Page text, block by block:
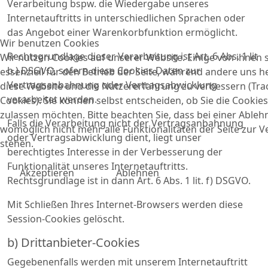
Verarbeitung bspw. die Wiedergabe unseres
Internetauftritts in unterschiedlichen Sprachen oder
das Angebot einer Warenkorbfunktion ermöglicht.
Rechtsgrundlage dieser Verarbeitung ist Art. 6 Abs. 1 lit
b.) DSGVO, sofern diese Cookies Daten zur
Vertragsanbahnung oder Vertragsabwicklung
verarbeitet werden.
Falls die Verarbeitung nicht der Vertragsanbahnung
oder Vertragsabwicklung dient, liegt unser
berechtigtes Interesse in der Verbesserung der
Funktionalität unseres Internetauftritts.
Rechtsgrundlage ist in dann Art. 6 Abs. 1 lit. f) DSGVO.
Mit Schließen Ihres Internet-Browsers werden diese
Session-Cookies gelöscht.
b) Drittanbieter-Cookies
Gegebenenfalls werden mit unserem Internetauftritt
Wir benutzen Cookies
Wir nutzen Cookies auf unserer Website. Einige von ihnen
essenziell für den Betrieb der Seite, während andere uns
diese Website und die Nutzererfahrung zu verbessern
Cookies). Sie können selbst entscheiden, ob Sie die Cookies
zulassen möchten. Bitte beachten Sie, dass bei einer
womöglich nicht mehr alle Funktionalitäten der Seite zur
stehen.
Akzeptieren Ablehnen